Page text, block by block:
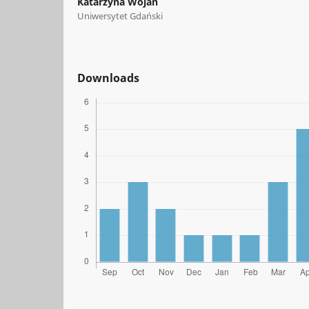
Uniwersytet Gdański
Downloads